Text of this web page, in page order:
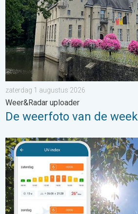
zaterdag 1 augustus 2026
Weer&Radar uploader
De weerfoto van de week
Zonkracht blijft hoog. Ondanks